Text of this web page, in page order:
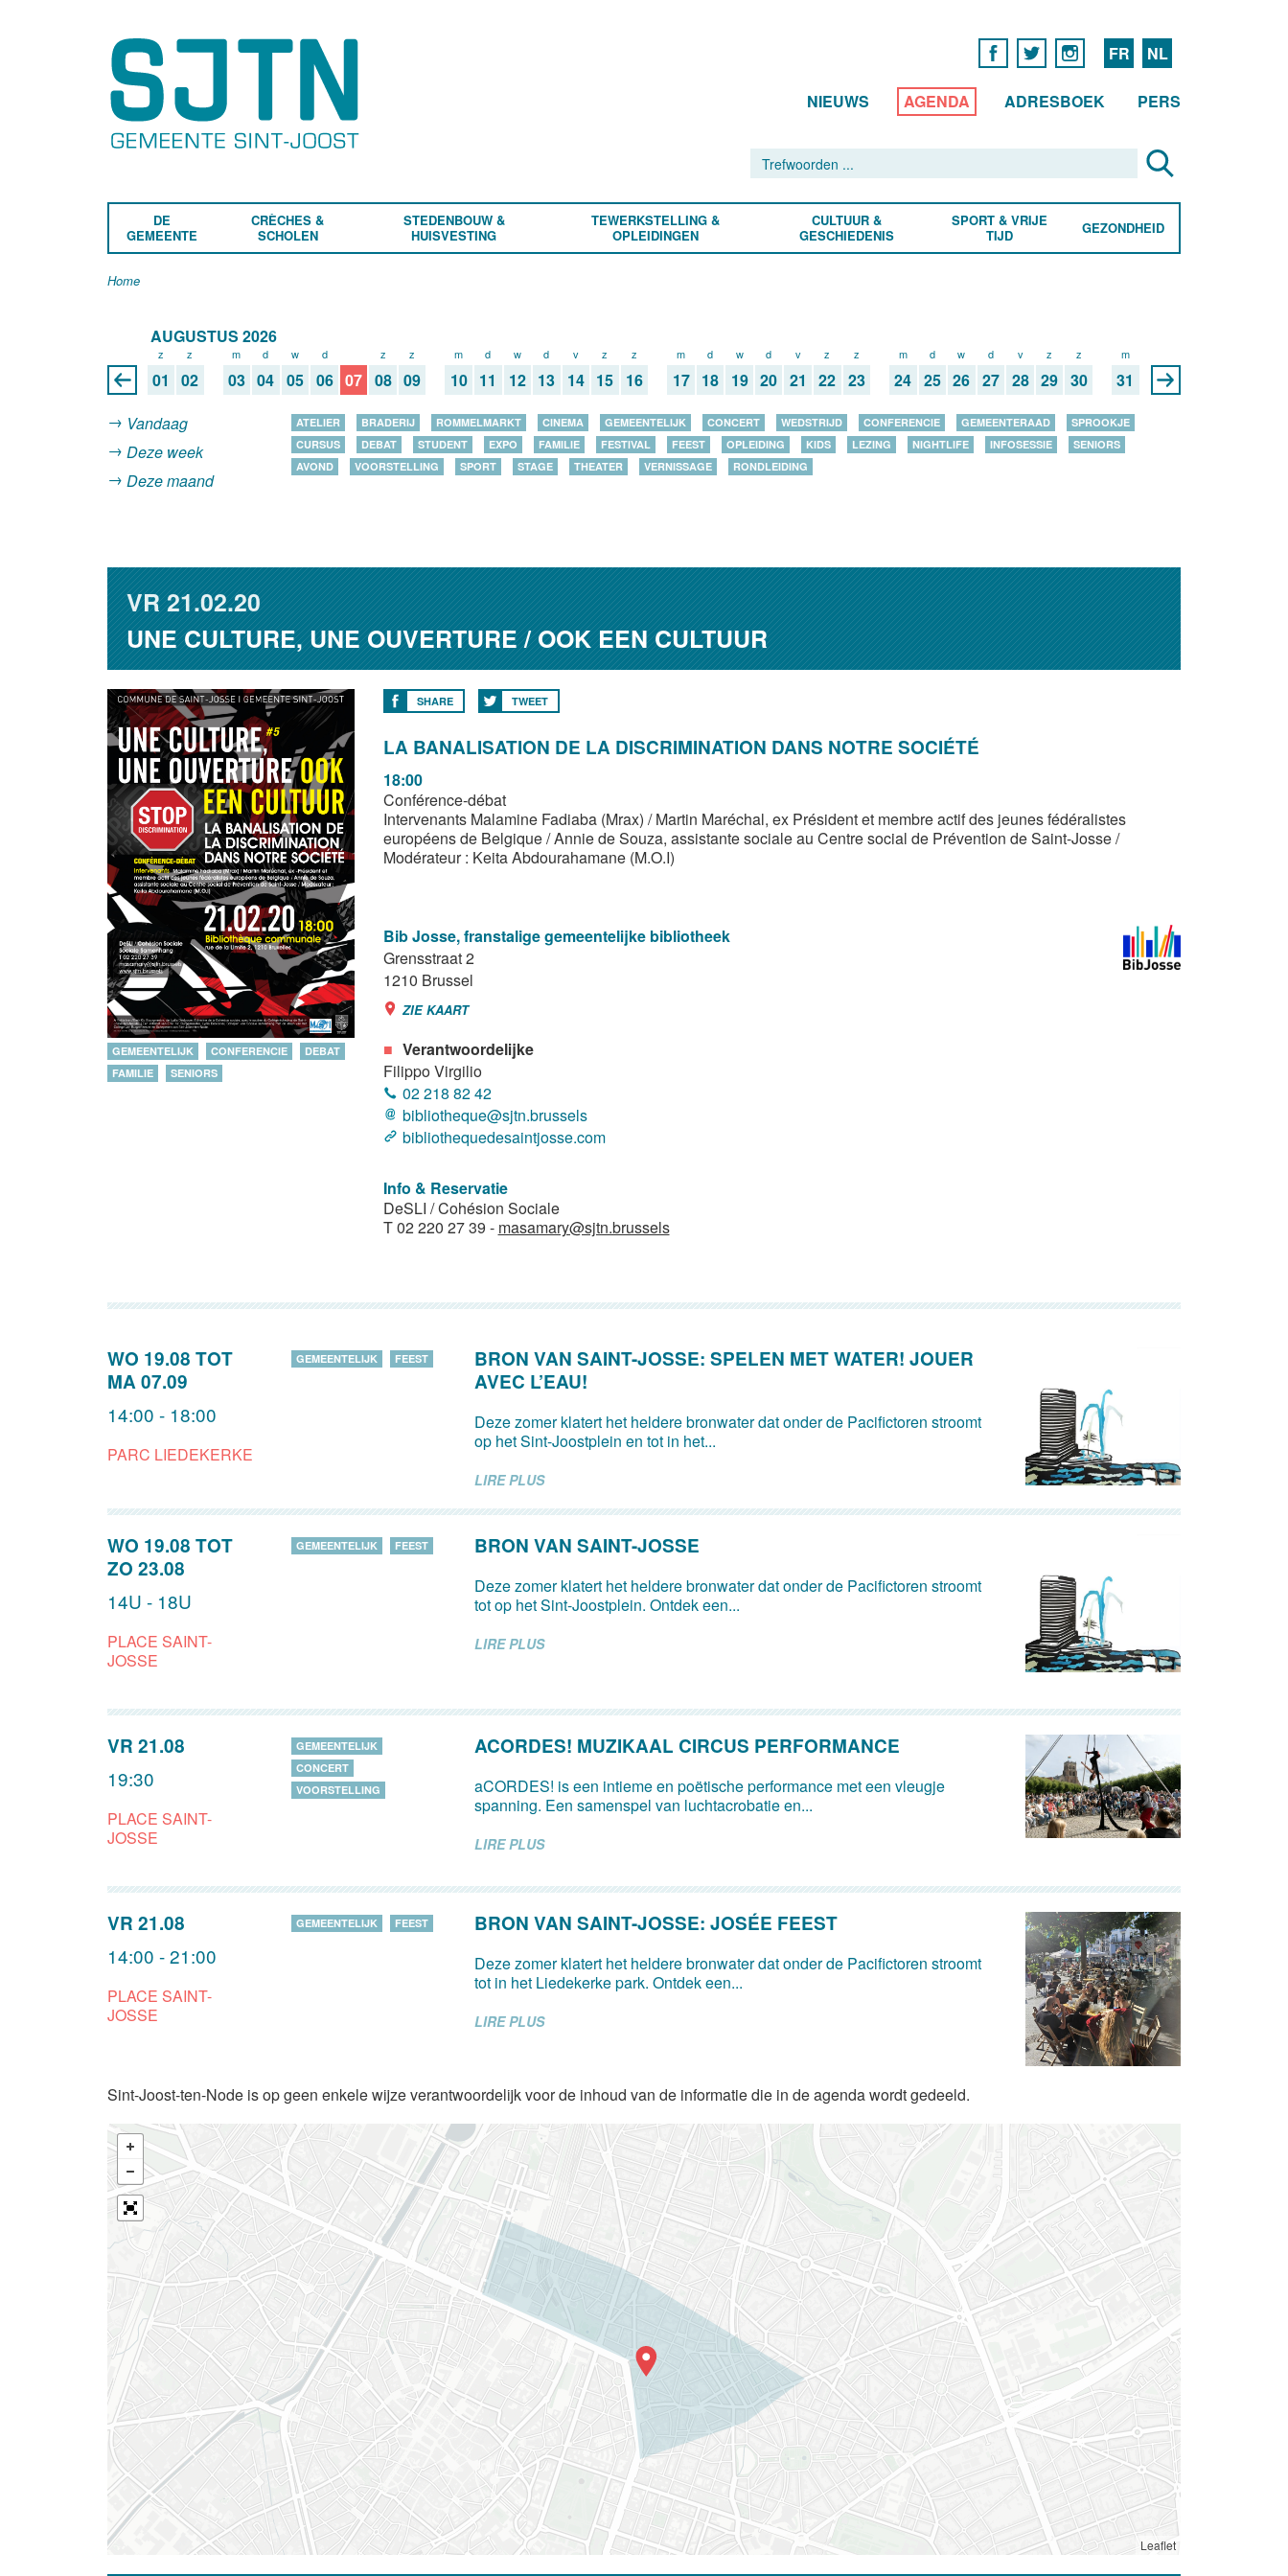
FR NL
NIEUWS AGENDA ADRESBOEK PERS
DE
GEMEENTE
CRÈCHES &
SCHOLEN
STEDENBOUW &
HUISVESTING
TEWERKSTELLING &
OPLEIDINGEN
CULTUUR &
GESCHIEDENIS
SPORT & VRIJE
TIJD
GEZONDHEID
Home
AUGUSTUS 2026
z
01
z
02
m
03
d
04
w
05
d
06 07
z
08
z
09
m
10
d
11
w
12
d
13
v
14
z
15
z
16
m
17
d
18
w
19
d
20
v
21
z
22
z
23
m
24
d
25
w
26
d
27
v
28
z
29
z
30
m
31
Vandaag
Deze week
Deze maand
ATELIER BRADERIJ ROMMELMARKT CINEMA GEMEENTELIJK CONCERT WEDSTRIJD CONFERENCIE GEMEENTERAAD
SPROOKJE
CURSUS
DEBAT STUDENT EXPO FAMILIE FESTIVAL FEEST OPLEIDING KIDS LEZING NIGHTLIFE INFOSESSIE
SENIORS
AVOND
VOORSTELLING SPORT STAGE THEATER VERNISSAGE RONDLEIDING
VR21.02.20
UNE CULTURE, UNE OUVERTURE / OOK EEN CULTUUR
GEMEENTELIJK CONFERENCIE
DEBAT
FAMILIE
SENIORS
SHARE TWEET
LA BANALISATION DE LA DISCRIMINATION DANS NOTRE SOCIÉTÉ
18:00
Conférence-débat
Intervenants Malamine Fadiaba (Mrax) / Martin Maréchal, ex Président et membre actif des jeunes fédéralistes
européens de Belgique / Annie de Souza, assistante sociale au Centre social de Prévention de Saint-Josse /
Modérateur : Keita Abdourahamane (M.O.I)
Bib Josse, franstalige gemeentelijke bibliotheek
Grensstraat 2
1210 Brussel
ZIE KAART
Verantwoordelijke
Filippo Virgilio
02 218 82 42
bibliotheque@sjtn.brussels
bibliothequedesaintjosse.com
Info & Reservatie
DeSLI / Cohésion Sociale
T 02 220 27 39 - masamary@sjtn.brussels
WO 19.08 TOT
MA 07.09
14:00 - 18:00
PARC LIEDEKERKE
GEMEENTELIJK FEEST
BRON VAN SAINT-JOSSE: SPELEN MET WATER! JOUER
AVEC L’EAU!
Deze zomer klatert het heldere bronwater dat onder de Pacifictoren stroomt
op het Sint-Joostplein en tot in het...
LIRE PLUS
WO 19.08 TOT
ZO 23.08
14U - 18U
PLACE SAINT-
JOSSE
GEMEENTELIJK FEEST BRON VAN SAINT-JOSSE
Deze zomer klatert het heldere bronwater dat onder de Pacifictoren stroomt
tot op het Sint-Joostplein. Ontdek een...
LIRE PLUS
VR 21.08
19:30
PLACE SAINT-
JOSSE
GEMEENTELIJK
CONCERT
VOORSTELLING
ACORDES! MUZIKAAL CIRCUS PERFORMANCE
aCORDES! is een intieme en poëtische performance met een vleugje
spanning. Een samenspel van luchtacrobatie en...
LIRE PLUS
VR 21.08
14:00 - 21:00
PLACE SAINT-
JOSSE
GEMEENTELIJK FEEST BRON VAN SAINT-JOSSE: JOSÉE FEEST
Deze zomer klatert het heldere bronwater dat onder de Pacifictoren stroomt
tot in het Liedekerke park. Ontdek een...
LIRE PLUS
Sint-Joost-ten-Node is op geen enkele wijze verantwoordelijk voor de inhoud van de informatie die in de agenda wordt gedeeld.
Leaflet